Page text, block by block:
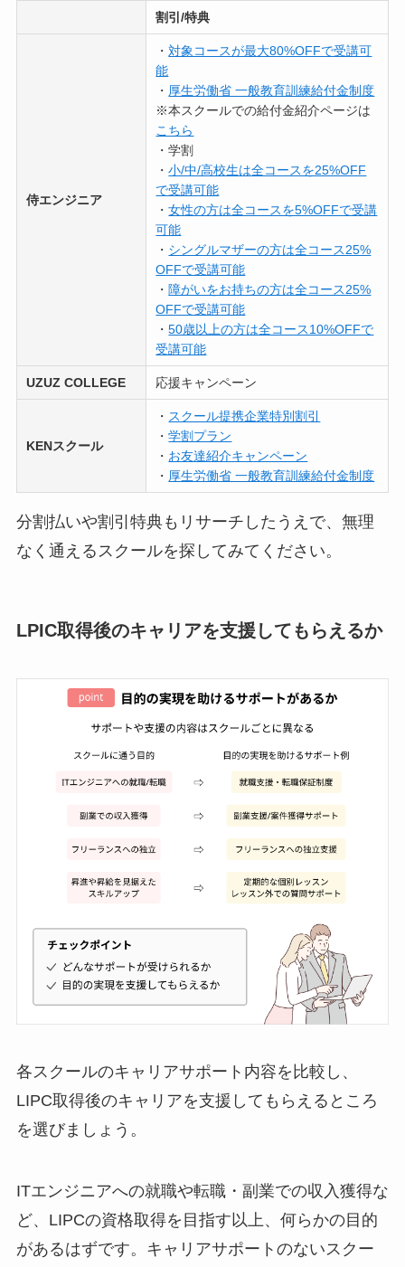
割引/特典
侍エンジニア
・対象コースが最大80%OFFで受講可
能
・ 厚生労働省 一般教育訓練給付金制度
※本スクールでの給付金紹介ページは
こちら
・学割
・小/中/高校生は全コースを25%OFF
で受講可能
・女性の方は全コースを5%OFFで受講
可能
・ シングルマザーの方は全コース25%
OFFで受講可能
・ 障がいをお持ちの方は全コース25%
OFFで受講可能
・50歳以上の方は全コース10%OFFで
受講可能
UZUZ COLLEGE 応援キャンペーン
KENスクール
・ スクール提携企業特別割引
・学割プラン
・ お友達紹介キャンペーン
・ 厚生労働省 一般教育訓練給付金制度
分割払いや割引特典もリサーチしたうえで、無理
なく通えるスクールを探してみてください。
LPIC取得後のキャリアを支援してもらえるか
各スクールのキャリアサポート内容を比較し、
LIPC取得後のキャリアを支援してもらえるところ
を選びましょう。
ITエンジニアへの就職や転職・副業での収入獲得な
ど、LIPCの資格取得を目指す以上、何らかの目的
があるはずです。キャリアサポートのないスクー